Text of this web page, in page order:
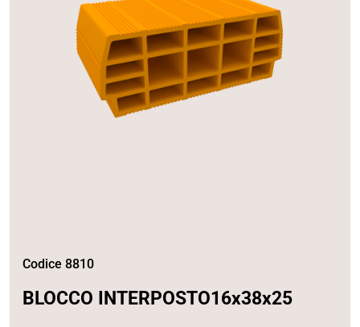
Codice 8810
BLOCCO INTERPOSTO16x38x25